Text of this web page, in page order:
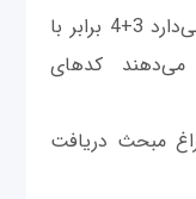
درست را مشاهده می‌کنید که اعلام می‌دارد 3+4 برابر با
می‌دهند کدهای
مبحث دریافت